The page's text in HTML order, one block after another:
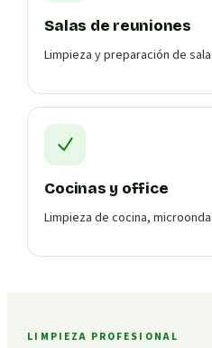
Salas de reuniones
Limpieza y preparación de
Cocinas y office
Limpieza de cocina,
LIMPIEZA PROFESIONAL